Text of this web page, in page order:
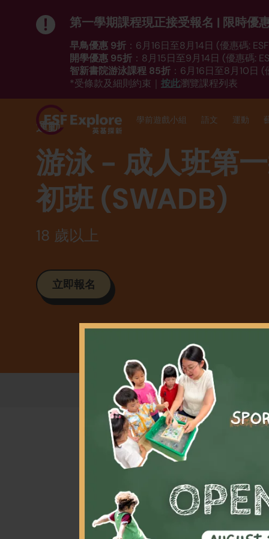
第一學期課程現正接受報名 | 限時優
早鳥優惠 9折 ：6月16日至8月14日 (優惠碼:
開學優惠 95折 ：8月15日至9月14日 (優惠碼:
智新書院游泳課程 85折 ：6月16日至8月10日 (
*受條款及細則約束｜ 按此瀏覽課程列表
學前遊戲小組 語文 運動
運動
游泳 - 成人班第
初班 (SWADB)
18 歲以上
立即報名
學習
助他